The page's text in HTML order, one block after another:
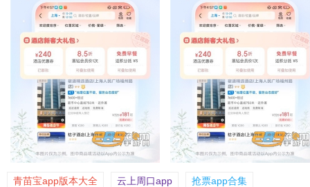
青苗宝app版本大全 云上周口app 抢票app合集